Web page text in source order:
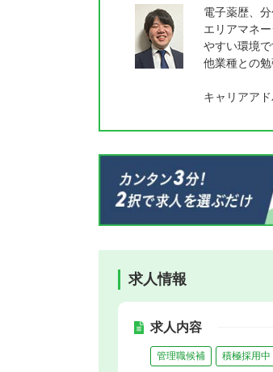
電子薬歴、
エリアマネ
やすい環境で
他業種との
キャリアア
求人情報
求人内容
管理職候補 積極採用中